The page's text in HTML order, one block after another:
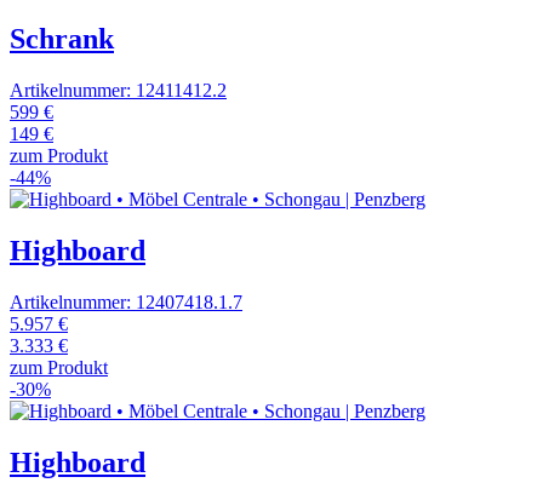
Schrank
Artikelnummer: 12411412.2
599 €
149 €
zum Produkt
-44%
Highboard
Artikelnummer: 12407418.1.7
5.957 €
3.333 €
zum Produkt
-30%
Highboard